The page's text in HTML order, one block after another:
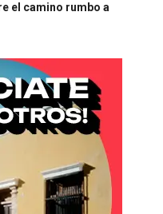
el camino rumbo a